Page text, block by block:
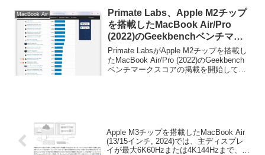
ってきたようです。詳細は以下から。
MacBook Air
Primate Labs、Apple M2チップ
を搭載したMacBook Air/Pro
(2022)のGeekbenchベンチマー
クスコアの掲載を開始。
Primate LabsがApple M2チップを搭載し
たMacBook Air/Pro (2022)のGeekbench
ベンチマークスコアの掲載を開始してい
Apple M3チップを搭載したMacBook Air
(13/15インチ, 2024)では、主ディスプレ
イが最大6K60Hzまたは4K144Hzまで、2